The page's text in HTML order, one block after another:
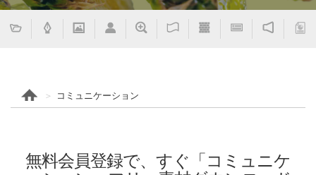
コミュニケーション
無料会員登録で、すぐ「コミュニケ